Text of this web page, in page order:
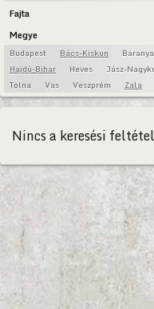
Fajta
Megye
Budapest Bács-Kiskun Baranya
Hajdú-Bihar
Heves Jász-
Tolna
Vas Veszprém Zala
Nincs a keresési